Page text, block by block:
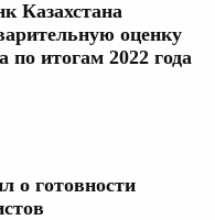
Казахстана
оценку
по итогам 2022 года
о готовности